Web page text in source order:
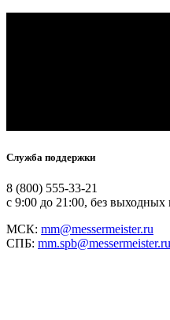
Служба поддержки
8 (800) 555-33-21
с 9:00 до 21:00, без выходных
МСК: mm@messermeister.ru
СПБ: mm.spb@messermeister.ru